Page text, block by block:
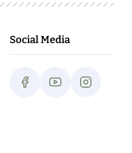
Social Media